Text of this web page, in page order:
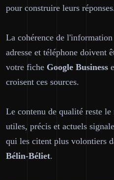
pour construire leurs
La cohérence de
adresse et téléphone doivent
votre fiche Google Business
croisent ces sources.
Le contenu de qualité reste
utiles, précis et actuels
qui les citent plus volontiers
Bélin-Béliet.